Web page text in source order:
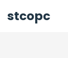
stcopc